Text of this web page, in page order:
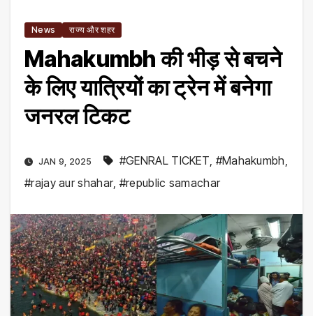
News राज्य और शहर
Mahakumbh की भीड़ से बचने
के लिए यात्रियों का ट्रेन में बनेगा
जनरल टिकट
JAN 9, 2025 #GENRAL TICKET #Mahakumbh
#rajay aur shahar, #republic samachar